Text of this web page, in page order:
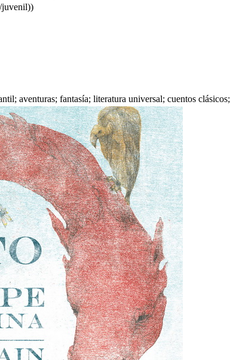
juvenil))
aventuras; fantasía; literatura universal; cuentos